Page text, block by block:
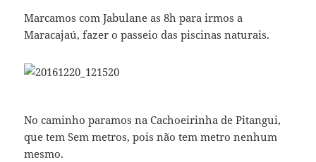
Marcamos com Jabulane as 8h para irmos a
Maracajaú, fazer o passeio das piscinas naturais.
No caminho paramos na Cachoeirinha de Pitangui,
que tem Sem metros, pois não tem metro nenhum
mesmo.